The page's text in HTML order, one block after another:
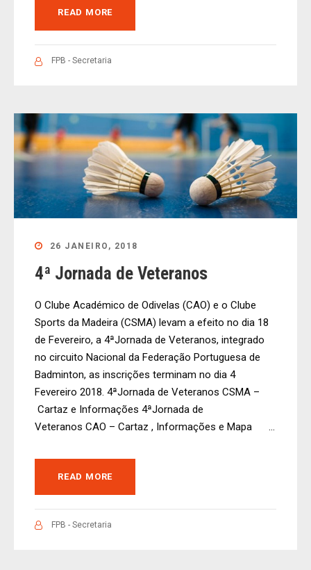
READ MORE
FPB - Secretaria
26 JANEIRO, 2018
4ª Jornada de Veteranos
O Clube Académico de Odivelas (CAO) e o Clube
Sports da Madeira (CSMA) levam a efeito no dia 18
de Fevereiro, a 4ªJornada de Veteranos, integrado
no circuito Nacional da Federação Portuguesa de
Badminton, as inscrições terminam no dia 4
Fevereiro 2018. 4ªJornada de Veteranos CSMA –
Cartaz e Informações 4ªJornada de
Veteranos CAO – Cartaz , Informações e Mapa ...
READ MORE
FPB - Secretaria